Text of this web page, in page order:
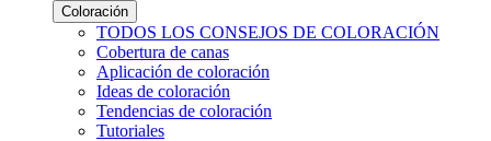
Coloración
TODOS LOS CONSEJOS DE COLORACIÓN
Cobertura de canas
Aplicación de coloración
Ideas de coloración
Tendencias de coloración
Tutoriales